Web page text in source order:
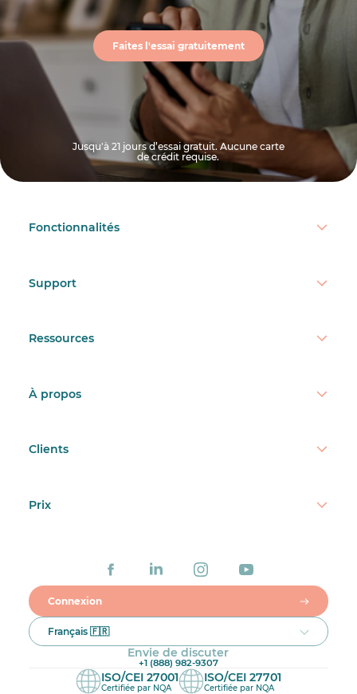
Faites l'essai gratuitement
Jusqu'à 21 jours d’essai gratuit. Aucune carte
de crédit requise.
Fonctionnalités
Support
Ressources
À propos
Clients
Prix
Connexion
Français 🇫🇷
Envie de discuter
+1 (888) 982-9307
ISO/CEI 27001
Certifiée par NQA
ISO/CEI 27701
Certifiée par NQA